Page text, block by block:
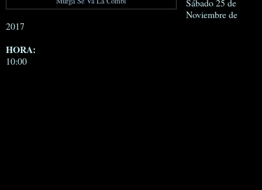
Sábado 25 de
Noviembre de
2017
HORA:
10:00